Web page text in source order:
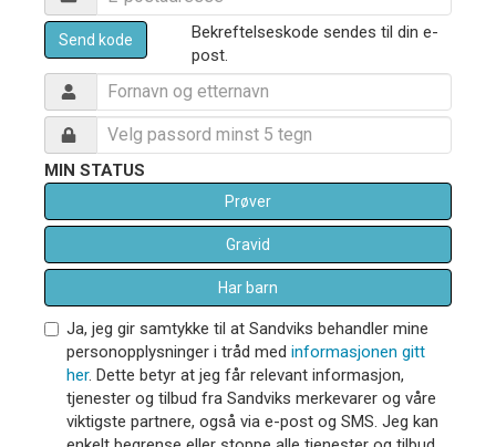
Send kode
Bekreftelseskode sendes til din e-
post.
MIN STATUS
Prøver
Gravid
Har barn
Ja, jeg gir samtykke til at Sandviks behandler mine
personopplysninger i tråd med informasjonen gitt
her. Dette betyr at jeg får relevant informasjon,
tjenester og tilbud fra Sandviks merkevarer og våre
viktigste partnere, også via e-post og SMS. Jeg kan